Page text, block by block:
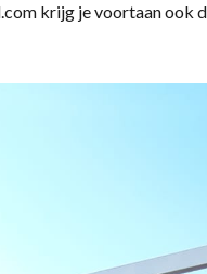
krijg je voortaan ook